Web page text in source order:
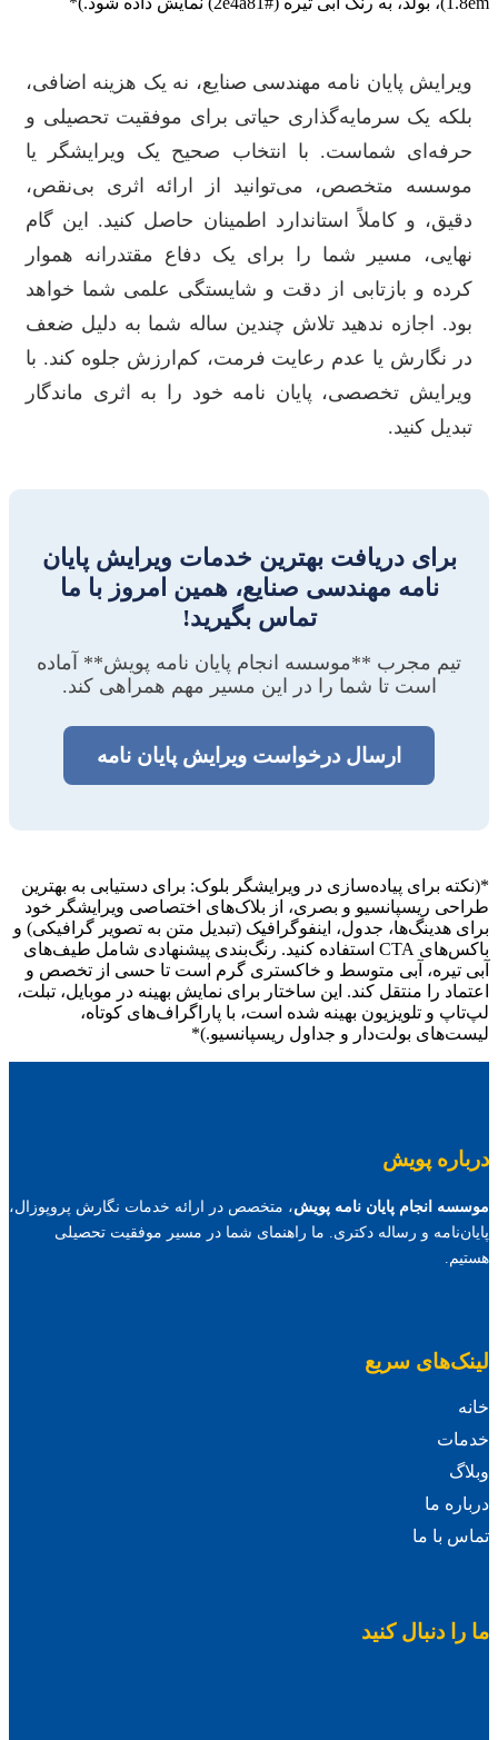
ویرایش پایان نامه مهندسی صنایع، نه یک هزینه اضافی،
بلکه یک سرمایه‌گذاری حیاتی برای موفقیت تحصیلی و
حرفه‌ای شماست. با انتخاب صحیح یک ویرایشگر یا
موسسه متخصص، می‌توانید از ارائه اثری بی‌نقص،
دقیق، و کاملاً استاندارد اطمینان حاصل کنید. این گام
نهایی، مسیر شما را برای یک دفاع مقتدرانه هموار
کرده و بازتابی از دقت و شایستگی علمی شما خواهد
بود. اجازه ندهید تلاش چندین ساله شما به دلیل ضعف
در نگارش یا عدم رعایت فرمت، کم‌ارزش جلوه کند. با
ویرایش تخصصی، پایان نامه خود را به اثری ماندگار
تبدیل کنید.
برای دریافت بهترین خدمات ویرایش پایان
نامه مهندسی صنایع، همین امروز با ما
تماس بگیرید!
تیم مجرب **موسسه انجام پایان نامه پویش** آماده
است تا شما را در این مسیر مهم همراهی کند.
ارسال درخواست ویرایش پایان نامه
*(نکته برای پیاده‌سازی در ویرایشگر بلوک: برای دستیابی به بهترین
طراحی ریسپانسیو و بصری، از بلاک‌های اختصاصی ویرایشگر خود
برای هدینگ‌ها، جدول، اینفوگرافیک (تبدیل متن به تصویر گرافیکی) و
باکس‌های CTA استفاده کنید. رنگ‌بندی پیشنهادی شامل طیف‌های
آبی تیره، آبی متوسط و خاکستری گرم است تا حسی از تخصص و
اعتماد را منتقل کند. این ساختار برای نمایش بهینه در موبایل، تبلت،
لپ‌تاپ و تلویزیون بهینه شده است، با پاراگراف‌های کوتاه،
لیست‌های بولت‌دار و جداول ریسپانسیو.)*
درباره پویش
موسسه انجام پایان نامه پویش، متخصص در ارائه خدمات نگارش پروپوزال،
پایان‌نامه و رساله دکتری. ما راهنمای شما در مسیر موفقیت تحصیلی
هستیم.
لینک‌های سریع
خانه
خدمات
وبلاگ
درباره ما
تماس با ما
ما را دنبال کنید